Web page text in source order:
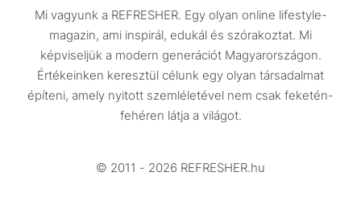
Utazás
Életmód
Design
Beszélgetések
Videó
Mi vagyunk a REFRESHER. Egy olyan online lifestyle-
magazin, ami inspirál, edukál és szórakoztat. Mi
képviseljük a modern generációt Magyarországon.
Értékeinken keresztül célunk egy olyan társadalmat
építeni, amely nyitott szemléletével nem csak feketén-
fehéren látja a világot.
© 2011 - 2026 REFRESHER.hu